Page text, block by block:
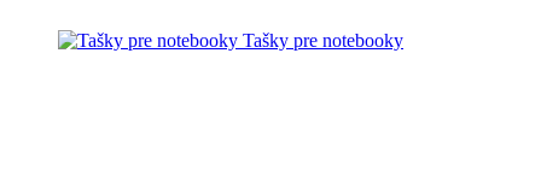
Tašky pre notebooky